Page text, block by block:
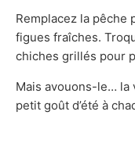
Remplacez la pêche
figues fraîches.
chiches grillés pour
Mais avouons-le… la
petit goût d’été à